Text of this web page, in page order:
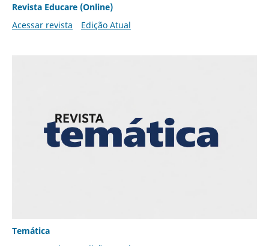
Revista Educare (Online)
Acessar revista
Edição Atual
Temática